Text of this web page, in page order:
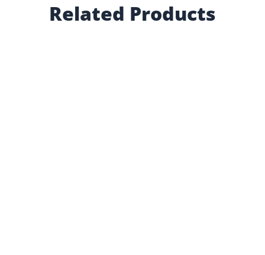
Related Products